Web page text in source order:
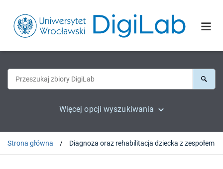
Więcej opcji wyszukiwania
Strona główna